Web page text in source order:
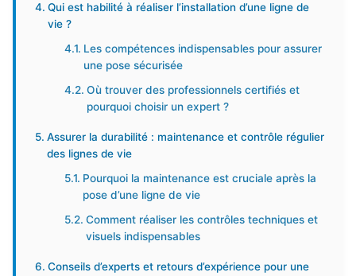
Qui est habilité à réaliser l’installation d’une ligne de
vie ?
Les compétences indispensables pour assurer
une pose sécurisée
Où trouver des professionnels certifiés et
pourquoi choisir un expert ?
Assurer la durabilité : maintenance et contrôle régulier
des lignes de vie
Pourquoi la maintenance est cruciale après la
pose d’une ligne de vie
Comment réaliser les contrôles techniques et
visuels indispensables
Conseils d’experts et retours d’expérience pour une